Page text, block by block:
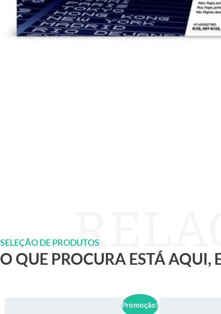
SELEÇÃO DE PRODUTOS
O QUE PROCURA ESTÁ AQUI,
Promoção!